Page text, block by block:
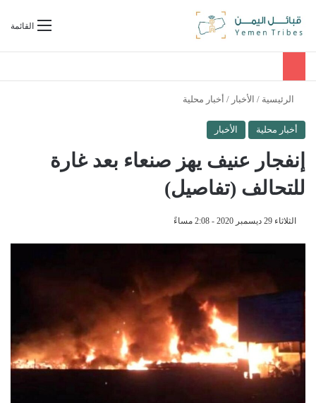
القائمةبحث عن
الرئيسية / الأخبار / أخبار محلية
أخبار محلية الأخبار
إنفجار عنيف يهز صنعاء بعد غارة
للتحالف (تفاصيل)
الثلاثاء 29 ديسمبر 2020 - 2:08 مساءً